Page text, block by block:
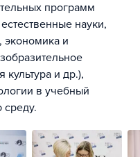
программ
науки,
экономика и
культура и др.),
в учебный
среду.